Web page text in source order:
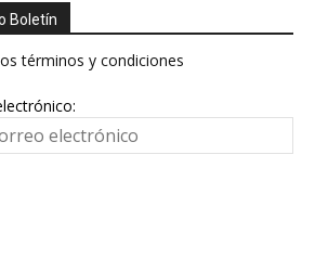
Boletín
términos y condiciones